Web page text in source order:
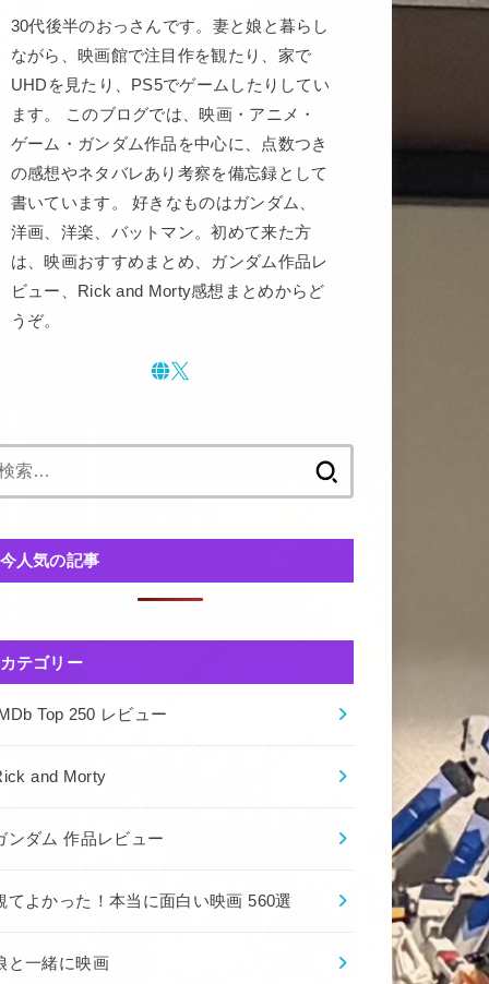
30代後半のおっさんです。妻と娘と暮らし
ながら、映画館で注目作を観たり、家で
UHDを見たり、PS5でゲームしたりしてい
ます。 このブログでは、映画・アニメ・
ゲーム・ガンダム作品を中心に、点数つき
の感想やネタバレあり考察を備忘録として
書いています。 好きなものはガンダム、
洋画、洋楽、バットマン。初めて来た方
は、映画おすすめまとめ、ガンダム作品レ
ビュー、Rick and Morty感想まとめからど
うぞ。
今人気の記事
カテゴリー
Top 250 レビュー
and Morty
ンダム 作品レビュー
てよかった！本当に面白い映画 560選
と一緒に映画